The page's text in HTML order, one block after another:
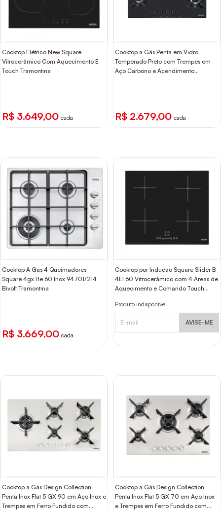
Cooktop Elétrico New Square
Vitrocerâmico Com Aquecimento E
Touch Tramontina
R$ 3.649,00 cada
Cooktop a Gás Penta em Vidro
Temperado Preto com Trempes em
Aço Carbono e Acendimento
R$ 2.679,00 cada
Cooktop A Gás 4 Queimadores
Square 4gx He 60 Inox 94701/214
Bivolt Tramontina
R$ 3.669,00 cada
Cooktop por Indução Square Slider B
4EI 60 Vitrocerâmico com 4 Áreas de
Aquecimento e Comando Touch
Produto indisponível
AVISE-ME
Cooktop a Gás Design Collection
Penta Inox Flat 5 GX 90 em Aço Inox e
Trempes em Ferro Fundido com
Cooktop a Gás Design Collection
Penta Inox Flat 5 GX 70 em Aço Inox
e Trempes em Ferro Fundido com